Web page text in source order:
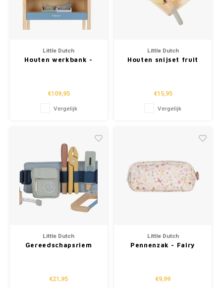
Little Dutch
Houten werkbank -
€109,95
Vergelijk
Little Dutch
Houten snijset fruit
€15,95
Vergelijk
Little Dutch
Gereedschapsriem
€21,95
Little Dutch
Pennenzak - Fairy
€9,99